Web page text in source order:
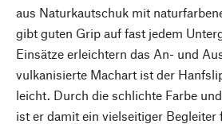
aus Naturkautschuk mit
gibt guten Grip auf fast jedem
Einsätze erleichtern das An- und
vulkanisierte Machart ist der
leicht. Durch die schlichte Farbe
ist er damit ein vielseitiger Begleiter